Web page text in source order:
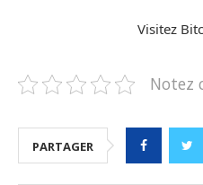
Visitez
Notez
PARTAGER